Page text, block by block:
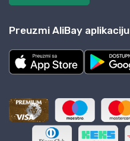
Preuzmi AliBay aplikaciju